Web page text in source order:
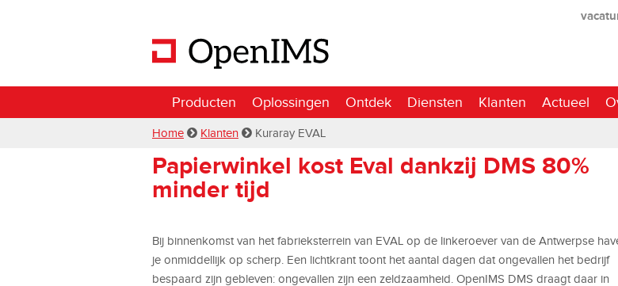
Producten Oplossingen Ontdek Diensten Klanten Actueel
Home Klanten Kuraray EVAL
Papierwinkel kost Eval dankzij DMS 80%
minder tijd
Bij binnenkomst van het fabrieksterrein van EVAL op de linkeroever van de Antwerpse
je onmiddellijk op scherp. Een lichtkrant toont het aantal dagen dat ongevallen het bedrijf
bespaard zijn gebleven: ongevallen zijn een zeldzaamheid. OpenIMS DMS draagt daar in